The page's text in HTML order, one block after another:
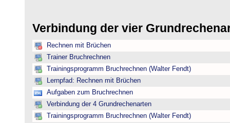
Verbindung der vier
Rechnen mit Brüchen
Trainer Bruchrechnen
Trainingsprogramm Bruchrechnen (Walter Fendt)
Lernpfad: Rechnen mit Brüchen
Aufgaben zum Bruchrechnen
Verbindung der 4 Grundrechenarten
Trainingsprogramm Bruchrechnen (Walter Fendt)